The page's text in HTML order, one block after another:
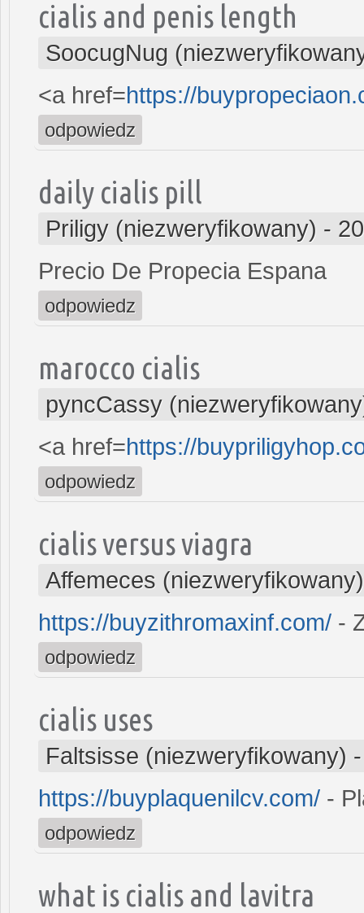
cialis and penis length
SoocugNug
<a href=https://
odpowiedz
daily cialis pill
Priligy (niezweryfikowany) -
Precio De Propecia Espana
odpowiedz
marocco cialis
pyncCassy
<a href=https://
odpowiedz
cialis versus viagra
Affemeces (niezweryfikowany)
https://buyzithromaxinf.com/ -
odpowiedz
cialis uses
Faltsisse (niezweryfikowany)
https://buyplaquenilcv.com/ -
odpowiedz
what is cialis and lavitra